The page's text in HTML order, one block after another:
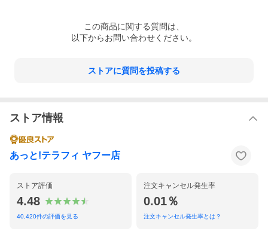
ひっくり返った場合は無理に力を加えず、手でやさしく元に戻し
また、強風時のご使用はお控えいただくことをおすすめいたしま
この商品に関する質問は、
以下からお問い合わせください。
ストアに質問を投稿する
ストア情報
あっと!テラフィ ヤフー店
ストア評価
4.48
40,420件の評価を見る
注文キャンセル発生率
0.01％
注文キャンセル発生率とは？